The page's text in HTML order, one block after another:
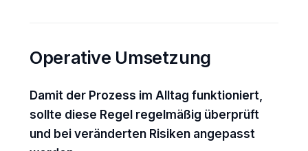
Operative Umsetzung
Damit der Prozess im Alltag funktioniert,
sollte diese Regel regelmäßig überprüft
und bei veränderten Risiken angepasst